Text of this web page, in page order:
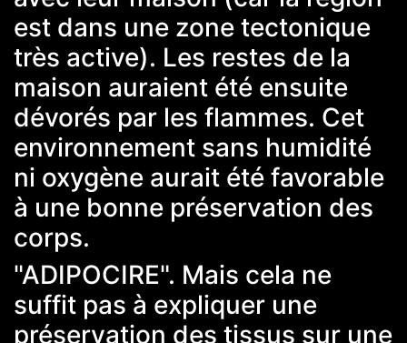
est dans une zone tectonique
très active). Les restes de la
maison auraient été ensuite
dévorés par les flammes. Cet
environnement sans humidité
ni oxygène aurait été favorable
à une bonne préservation des
corps.
"ADIPOCIRE". Mais cela ne
suffit pas à expliquer une
préservation des tissus sur une